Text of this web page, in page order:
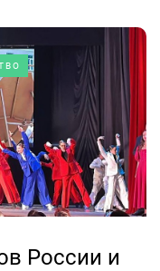
России и